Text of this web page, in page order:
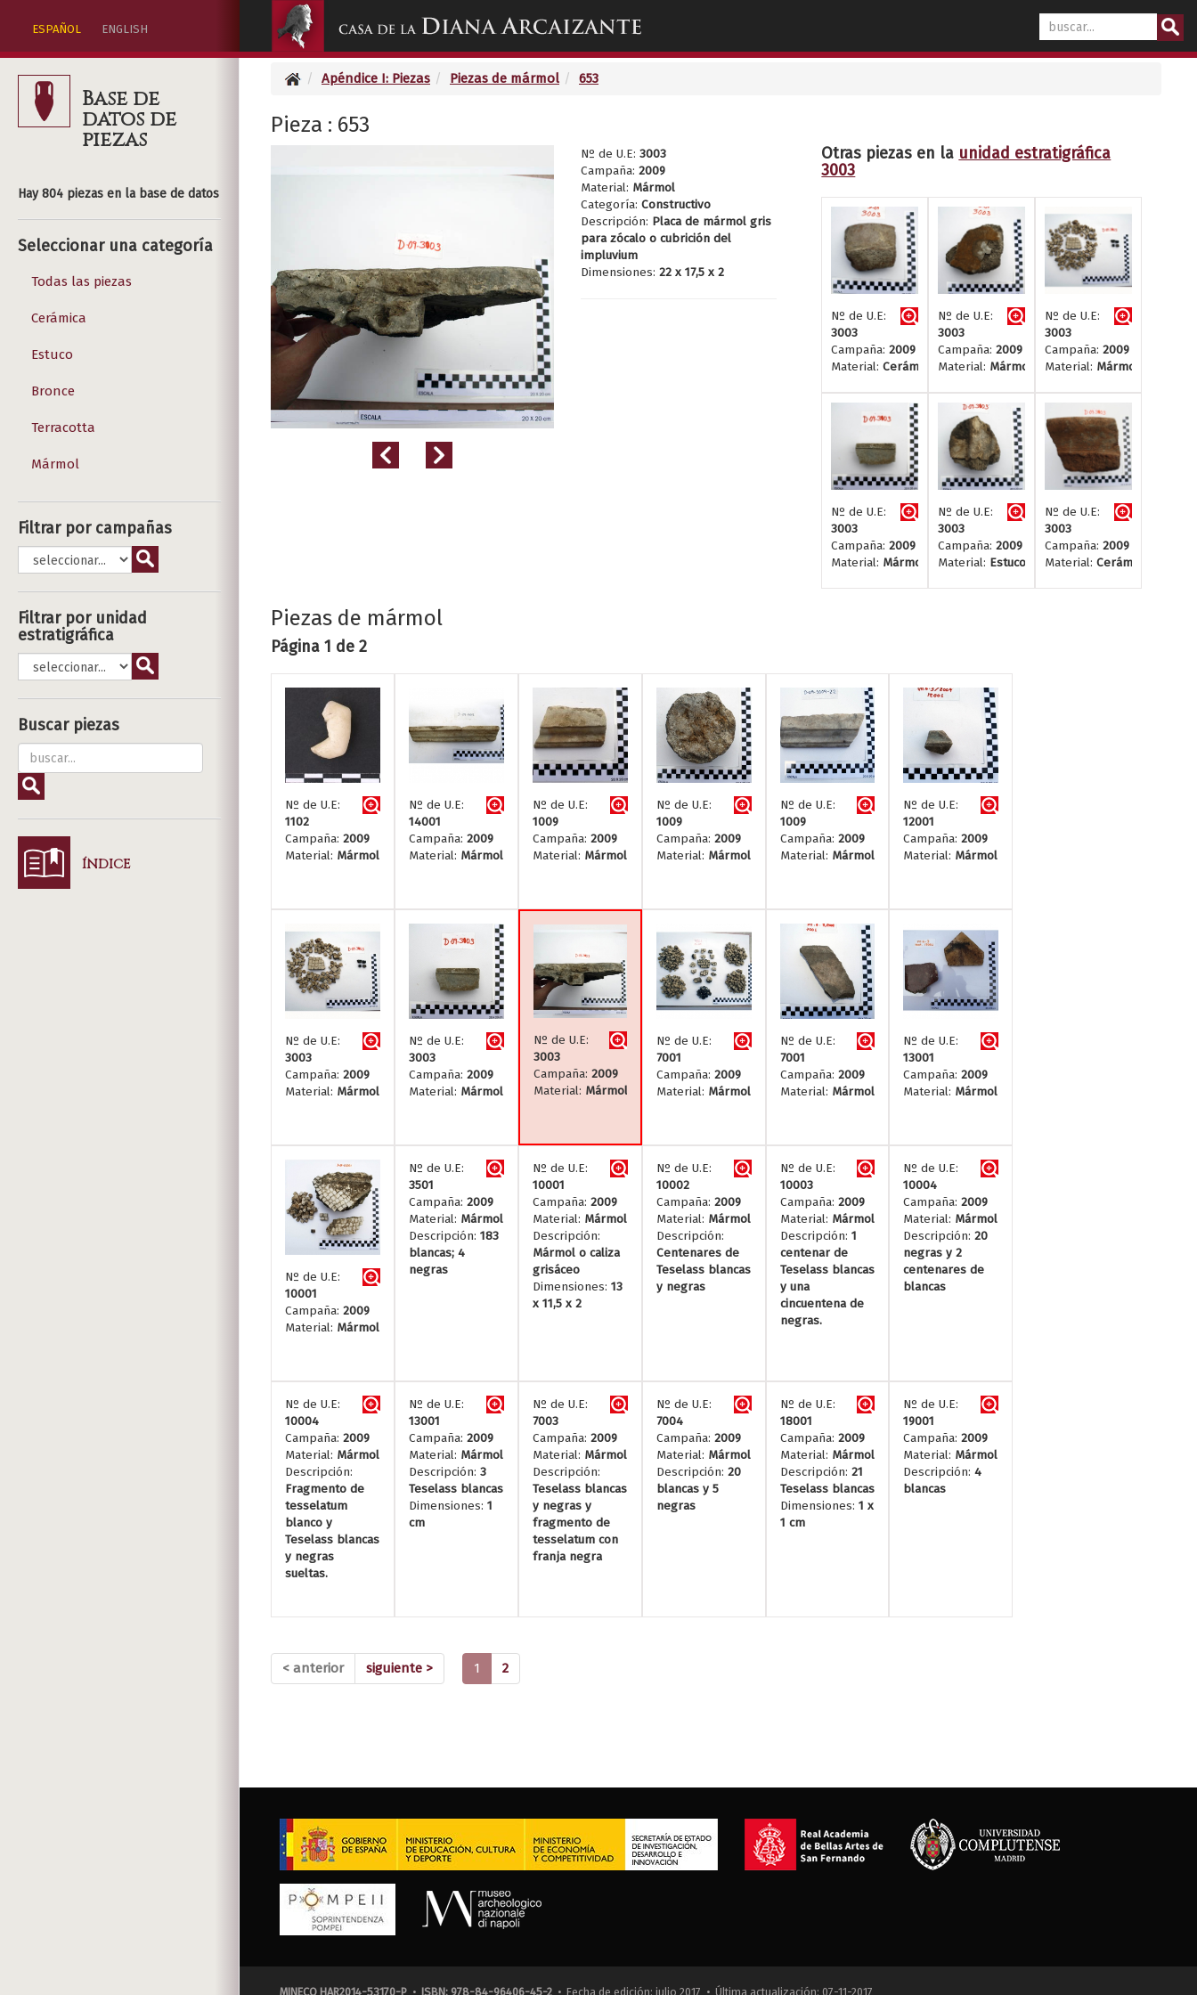
ESPAÑOL ENGLISH
Base de
datos de
piezas
Hay 804 piezas en la base de datos
Seleccionar una categoría
Todas las piezas
Cerámica
Estuco
Bronce
Terracotta
Mármol
Filtrar por campañas
Filtrar por unidad
estratigráfica
Buscar piezas
ÍNDICE
Apéndice I: Piezas Piezas de mármol 653
Pieza : 653
Nº de U.E:3003
Campaña:2009
Material: Mármol
Categoría:Constructivo
Descripción: Placa de mármol gris
para zócalo o cubrición del
impluvium
Dimensiones:22 x 17,5 x 2
Otras piezas en la unidad estratigráfica
3003
Nº de U.E:
3003
Campaña:2009
Material:Cerámica
Nº de U.E:
3003
Campaña:2009
Material: Mármol y estuco
Nº de U.E:
3003
Campaña:2009
Material: Mármol
Nº de U.E:
3003
Campaña:2009
Material: Mármol
Nº de U.E:
3003
Campaña:2009
Material: Estuco
Nº de U.E:
3003
Campaña:2009
Material:Cerámica
Piezas de mármol
Página 1 de 2
Nº de U.E:
1102
Campaña: 2009
Material: Mármol
Nº de U.E:
14001
Campaña: 2009
Material: Mármol
Nº de U.E:
1009
Campaña: 2009
Material: Mármol
Nº de U.E:
1009
Campaña: 2009
Material: Mármol
Nº de U.E:
1009
Campaña: 2009
Material: Mármol
Nº de U.E:
12001
Campaña:2009
Material: Mármol
Nº de U.E:
3003
Campaña: 2009
Material: Mármol
Nº de U.E:
3003
Campaña: 2009
Material: Mármol
Nº de U.E:
3003
Campaña: 2009
Material: Mármol
Nº de U.E:
7001
Campaña: 2009
Material: Mármol
Nº de U.E:
7001
Campaña: 2009
Material: Mármol
Nº de U.E:
13001
Campaña:2009
Material: Mármol
Nº de U.E:
10001
Campaña: 2009
Material: Mármol
Nº de U.E:
3501
Campaña: 2009
Material: Mármol
Descripción: 183
blancas; 4
negras
Nº de U.E:
10001
Campaña: 2009
Material: Mármol
Descripción:
Mármol o caliza
grisáceo
Dimensiones: 13
x 11,5 x 2
Nº de U.E:
10002
Campaña: 2009
Material: Mármol
Descripción:
Centenares de
Teselass blancas
y negras
Nº de U.E:
10003
Campaña: 2009
Material: Mármol
Descripción: 1
centenar de
Teselass blancas
y una
cincuentena de
negras.
Nº de U.E:
10004
Campaña:2009
Material: Mármol
Descripción:20
negras y 2
centenares de
blancas
Nº de U.E:
10004
Campaña: 2009
Material: Mármol
Descripción:
Fragmento de
tesselatum
blanco y
Teselass blancas
y negras
sueltas.
Nº de U.E:
13001
Campaña: 2009
Material: Mármol
Descripción: 3
Teselass blancas
Dimensiones: 1
cm
Nº de U.E:
7003
Campaña: 2009
Material: Mármol
Descripción:
Teselass blancas
y negras y
fragmento de
tesselatum con
franja negra
Nº de U.E:
7004
Campaña: 2009
Material: Mármol
Descripción: 20
blancas y 5
negras
Nº de U.E:
18001
Campaña: 2009
Material: Mármol
Descripción: 21
Teselass blancas
Dimensiones: 1 x
1 cm
Nº de U.E:
19001
Campaña:2009
Material: Mármol
Descripción:4
blancas
< anterior 1 (current)
2
siguiente >
MINECO HAR2014-53170-P • ISBN: 978-84-96406-45-2 • Fecha de edición: julio 2017 • Última actualización: 07-11-2017